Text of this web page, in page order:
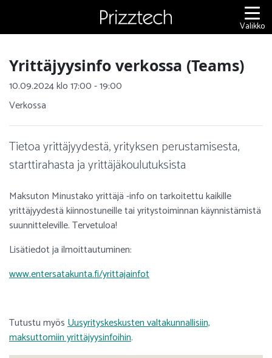
Valikko
Yrittäjyysinfo verkossa (Teams)
10.09.2024 klo 17:00 - 19:00
Verkossa
Tietoa yrittäjyydestä, yrityksen perustamisesta,
starttirahasta ja yrittäjäkoulutuksista
Maksuton Minustako yrittäjä -info on tarkoitettu kaikille
yrittäjyydestä kiinnostuneille tai yritystoiminnan käynnistämistä
suunnitteleville. Tervetuloa!
Lisätiedot ja ilmoittautuminen:
www.entersatakunta.fi/yrittajainfot
Tutustu myösUusyrityskeskusten valtakunnallisiin,
maksuttomiin yrittäjyysinfoihin.